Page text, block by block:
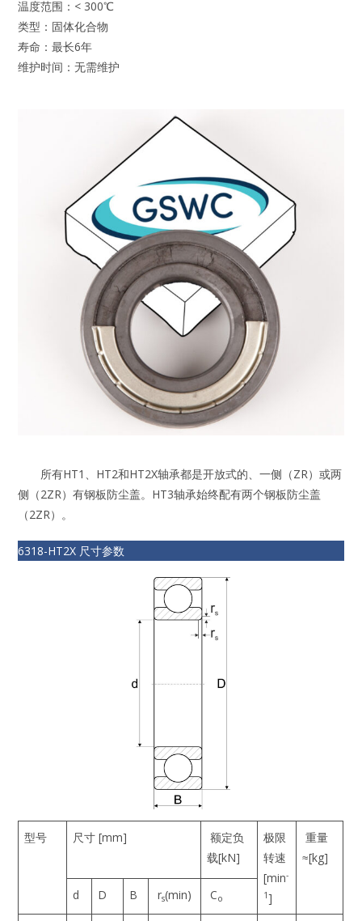
温度范围：< 300℃
类型：固体化合物
寿命：最长6年
维护时间：无需维护
所有HT1、HT2和HT2X轴承都是开放式的、一侧（ZR）或两
侧（2ZR）有钢板防尘盖。HT3轴承始终配有两个钢板防尘盖
（2ZR）。
6318-HT2X 尺寸参数
型号 尺寸 [mm]
额定负
载[kN]
极限
转速
[min-
1]
重量
≈[kg]
d D B rs(min) Co